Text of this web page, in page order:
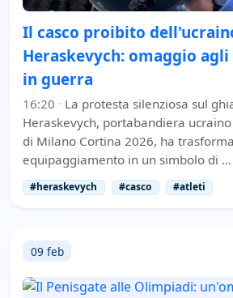
Il casco proibito
Heraskevych: omaggio
in guerra
16:20 · La protesta silenziosa sul
Heraskevych, portabandiera
di Milano Cortina 2026, ha
equipaggiamento in un simbolo di …
#heraskevych #casco #atleti
09 feb